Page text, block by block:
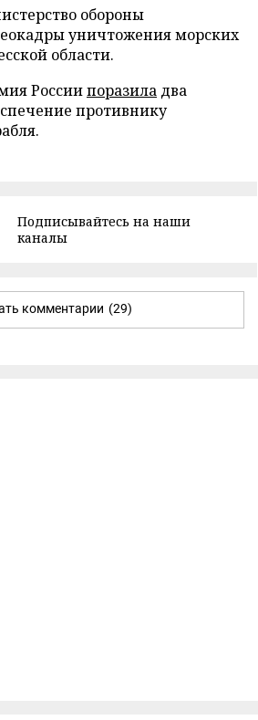
обороны
уничтожения морских
области.
Россиипоразила два
противнику
Подписывайтесь на наши
каналы
комментарии (29)